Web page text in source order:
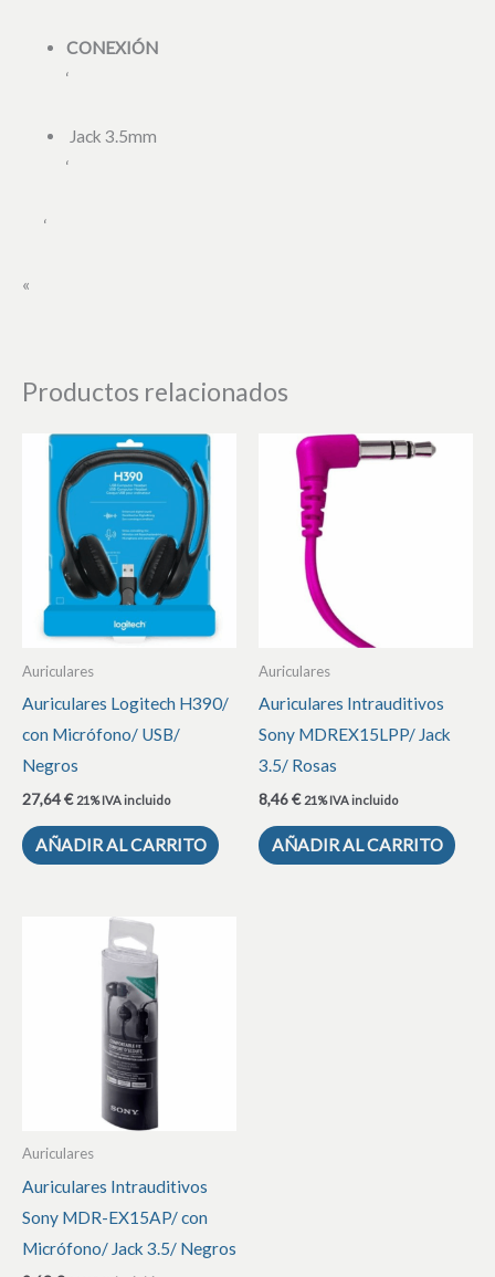
CONEXIÓN
‘
Jack 3.5mm
‘
‘
«
Productos relacionados
Auriculares
Auriculares Logitech H390/
con Micrófono/ USB/
Negros
27,64€ 21% IVA incluido
AÑADIR AL CARRITO
Auriculares
Auriculares Intrauditivos
Sony MDREX15LPP/ Jack
3.5/ Rosas
8,46€ 21% IVA incluido
AÑADIR AL CARRITO
Auriculares
Auriculares Intrauditivos
Sony MDR-EX15AP/ con
Micrófono/ Jack 3.5/ Negros